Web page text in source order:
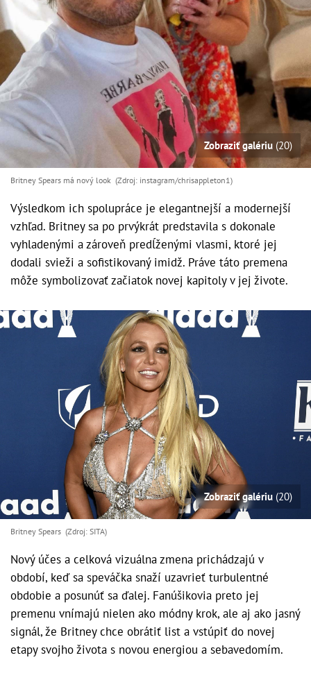
Zobraziť galériu (20)
Britney Spears má nový look (Zdroj: instagram/chrisappleton1)
Výsledkom ich spolupráce je elegantnejší a modernejší
vzhľad. Britney sa po prvýkrát predstavila s dokonale
vyhladenými a zároveň predĺženými vlasmi, ktoré jej
dodali svieži a sofistikovaný imidž. Práve táto premena
môže symbolizovať začiatok novej kapitoly v jej živote.
Zobraziť galériu (20)
Britney Spears (Zdroj: SITA)
Nový účes a celková vizuálna zmena prichádzajú v
období, keď sa speváčka snaží uzavrieť turbulentné
obdobie a posunúť sa ďalej. Fanúšikovia preto jej
premenu vnímajú nielen ako módny krok, ale aj ako jasný
signál, že Britney chce obrátiť list a vstúpiť do novej
etapy svojho života s novou energiou a sebavedomím.